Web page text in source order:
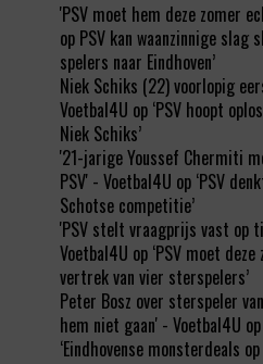
'PSV moet hem deze zomer
op PSV kan waanzinnige slag
spelers naar Eindhoven’
Niek Schiks (22) voorlopig
Voetbal4U op ‘PSV hoopt
Niek Schiks’
'21-jarige Youssef Chermiti
PSV' - Voetbal4U op ‘PSV
Schotse competitie’
'PSV stelt vraagprijs vast op
Voetbal4U op ‘PSV moet
vertrek van vier sterspelers’
Peter Bosz over sterspeler
hem niet gaan' - Voetbal4U op
‘Eindhovense monsterdeals